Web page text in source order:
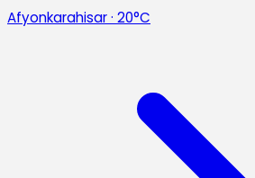
Afyonkarahisar· 20°C